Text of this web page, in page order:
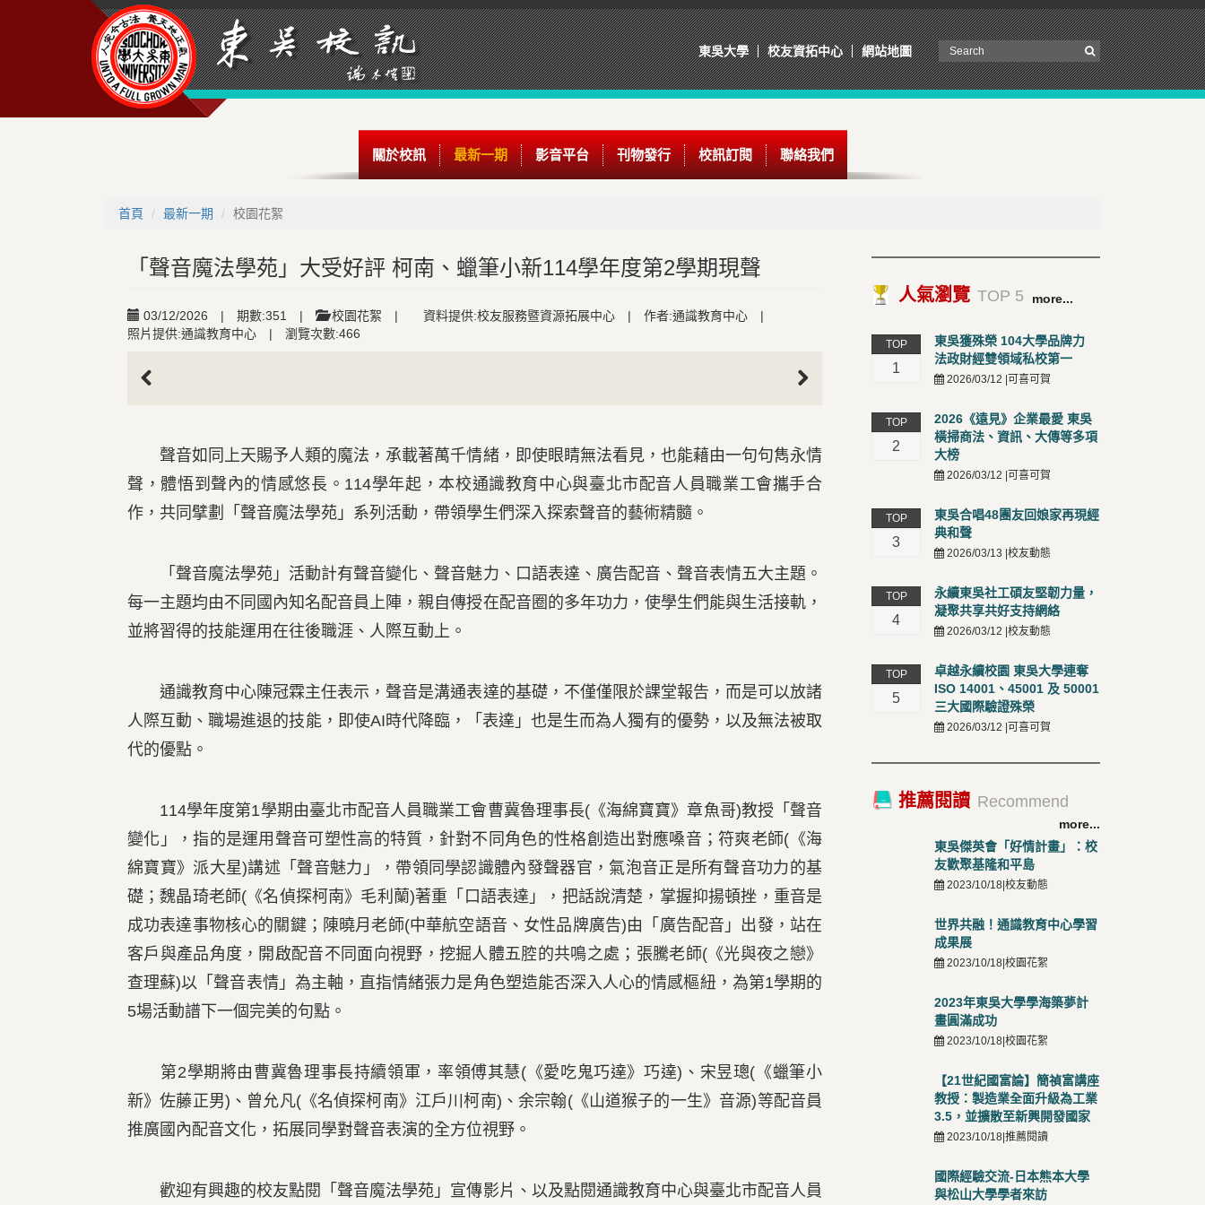
東吳大學 校友資拓中心 網站地圖
關於校訊 最新一期 影音平台 刊物發行 校訊訂閱 聯絡我們
首頁 最新一期 校園花絮
「聲音魔法學苑」大受好評 柯南、蠟筆小新114學年度第2學期現聲
03/12/2026 | 期數:351 | 校園花絮 | 資料提供:校友服務暨資源拓展中心 | 作者:通識教育中心
|
照片提供:通識教育中心
| 瀏覽次數:466
聲音如同上天賜予人類的魔法，承載著萬千情緒，即使眼睛無法看見，也能藉由一句句雋永情
聲，體悟到聲內的情感悠長。114學年起，本校通識教育中心與臺北市配音人員職業工會攜手合
作，共同擘劃「聲音魔法學苑」系列活動，帶領學生們深入探索聲音的藝術精髓。
「聲音魔法學苑」活動計有聲音變化、聲音魅力、口語表達、廣告配音、聲音表情五大主題。
每一主題均由不同國內知名配音員上陣，親自傳授在配音圈的多年功力，使學生們能與生活接軌，
並將習得的技能運用在往後職涯、人際互動上。
通識教育中心陳冠霖主任表示，聲音是溝通表達的基礎，不僅僅限於課堂報告，而是可以放諸
人際互動、職場進退的技能，即使AI時代降臨，「表達」也是生而為人獨有的優勢，以及無法被取
代的優點。
114學年度第1學期由臺北市配音人員職業工會曹冀魯理事長(《海綿寶寶》章魚哥)教授「聲音
變化」，指的是運用聲音可塑性高的特質，針對不同角色的性格創造出對應嗓音；符爽老師(《海
綿寶寶》派大星)講述「聲音魅力」，帶領同學認識體內發聲器官，氣泡音正是所有聲音功力的基
礎；魏晶琦老師(《名偵探柯南》毛利蘭)著重「口語表達」，把話說清楚，掌握抑揚頓挫，重音是
成功表達事物核心的關鍵；陳曉月老師(中華航空語音、女性品牌廣告)由「廣告配音」出發，站在
客戶與產品角度，開啟配音不同面向視野，挖掘人體五腔的共鳴之處；張騰老師(《光與夜之戀》
查理蘇)以「聲音表情」為主軸，直指情緒張力是角色塑造能否深入人心的情感樞紐，為第1學期的
5場活動譜下一個完美的句點。
第2學期將由曹冀魯理事長持續領軍，率領傅其慧(《愛吃鬼巧達》巧達)、宋昱璁(《蠟筆小
新》佐藤正男)、曾允凡(《名偵探柯南》江戶川柯南)、余宗翰(《山道猴子的一生》音源)等配音員
推廣國內配音文化，拓展同學對聲音表演的全方位視野。
歡迎有興趣的校友點閱「聲音魔法學苑」宣傳影片、以及點閱通識教育中心與臺北市配音人員
人氣瀏覽 TOP 5 more...
TOP
1
東吳獲殊榮 104大學品牌力
法政財經雙領域私校第一
2026/03/12 |可喜可賀
TOP
2
2026《遠見》企業最愛 東吳
橫掃商法、資訊、大傳等多項
大榜
2026/03/12 |可喜可賀
TOP
3
東吳合唱48團友回娘家再現經
典和聲
2026/03/13 |校友動態
TOP
4
永續東吳社工碩友堅韌力量，
凝聚共享共好支持網絡
2026/03/12 |校友動態
TOP
5
卓越永續校園 東吳大學連奪
ISO 14001、45001 及 50001
三大國際驗證殊榮
2026/03/12 |可喜可賀
推薦閱讀 Recommend
more...
東吳傑英會「好情計畫」：校
友歡聚基隆和平島
2023/10/18|校友動態
世界共融！通識教育中心學習
成果展
2023/10/18|校園花絮
2023年東吳大學學海築夢計
畫圓滿成功
2023/10/18|校園花絮
【21世紀國富論】簡禎富講座
教授：製造業全面升級為工業
3.5，並擴散至新興開發國家
2023/10/18|推薦閱讀
國際經驗交流-日本熊本大學
與松山大學學者來訪